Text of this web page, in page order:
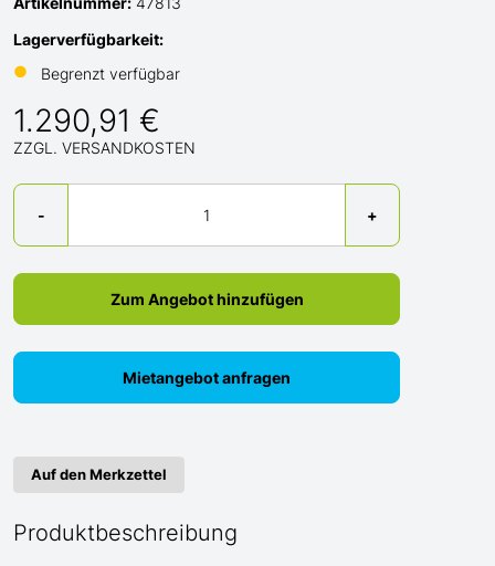
Lagerverfügbarkeit:
●
Begrenzt verfügbar
1.290,91 €
ZZGL. VERSANDKOSTEN
-
Menge
+
Zum Angebot hinzufügen
Mietangebot anfragen
Auf den Merkzettel
Produktbeschreibung